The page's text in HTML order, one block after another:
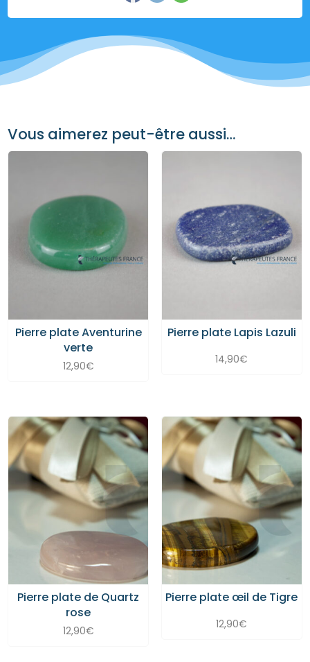
Vous aimerez peut-être aussi…
Pierre plate Aventurine
verte
12,90€
Pierre plate Lapis Lazuli
14,90€
Pierre plate de Quartz
rose
12,90€
Pierre plate œil de Tigre
12,90€